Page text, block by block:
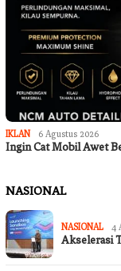
IKLAN 6 Agustus 2026
Ingin Cat Mobil Awet
NASIONAL
NASIONAL 4
Akselerasi